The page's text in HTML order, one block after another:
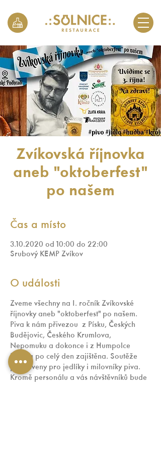
Zvíkovská říjnovka
aneb "oktoberfest"
po našem
Čas a místo
3.10.2020 od 10:00 do 22:00
Srubový KEMP Zvíkov
O události
Zveme všechny na I. ročník Zvíkovské
říjnovky aneb "oktoberfest" po našem.
Piva k nám přivezou  z Písku, Českých
Budějovic, Českého Krumlova,
Nepomuku a dokonce i z Humpolce
Hudba po celý den zajištěna. Soutěže
připraveny pro jedlíky i milovníky piva.
Kromě personálu a vás návštěvníků bude